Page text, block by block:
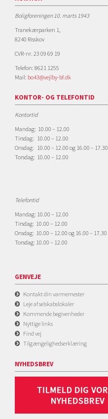
Boligforeningen 10. marts 1943
Tranekærparken 1,
8240 Risskov
CVR-nr. 23 09 69 19
Telefon: 8621 1255
Mail: bo43@vejlby-bf.dk
KONTOR- OG TELEFONTID
Kontortid
Mandag: 10.00 – 12.00
Tirsdag: 10.00 – 12.00
Onsdag: 10.00 – 12.00 og 16.00 – 17.30
Torsdag: 10.00 – 12.00
Telefontid
Mandag: 10.00 – 12.00
Tirsdag: 10.00 – 12.00
Onsdag: 10.00 – 12.00 og 16.00 – 17.30
Torsdag: 10.00 – 12.00
GENVEJE
Kontakt din varmemester
Leje af selskabslokaler
Kommende begivenheder
Nyttige links
Find vej
Tilgængelighedserklæring
NYHEDSBREV